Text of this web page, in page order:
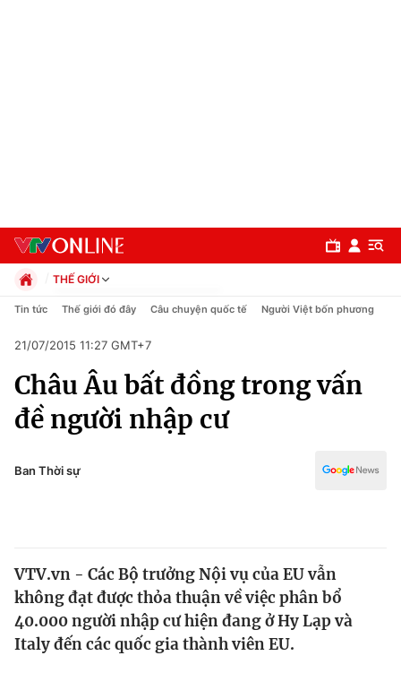
Chuyên mục
Chính trị
Thế giới
Tin tức
THẾ GIỚI
Chính trị
Pháp luật
Kinh tế
Thể thao
Truyền hình
Y tế
Tin tức Thế giới đó đây Câu chuyện quốc tế Người Việt bốn phương
21/07/2015 11:27 GMT+7
Châu Âu bất đồng trong vấn
đề người nhập cư
Ban Thời sự
VTV.vn - Các Bộ trưởng Nội vụ của EU vẫn
không đạt được thỏa thuận về việc phân bổ
40.000 người nhập cư hiện đang ở Hy Lạp và
Italy đến các quốc gia thành viên EU.